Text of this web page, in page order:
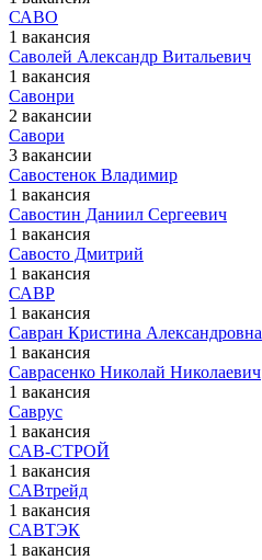
САВО
1 вакансия
Саволей Александр Витальевич
1 вакансия
Савонри
2 вакансии
Савори
3 вакансии
Савостенок Владимир
1 вакансия
Савостин Даниил Сергеевич
1 вакансия
Савосто Дмитрий
1 вакансия
САВР
1 вакансия
Савран Кристина Александровна
1 вакансия
Саврасенко Николай Николаевич
1 вакансия
Саврус
1 вакансия
САВ-СТРОЙ
1 вакансия
САВтрейд
1 вакансия
САВТЭК
1 вакансия